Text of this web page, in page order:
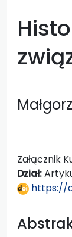
Załącznik
Dział:
https://